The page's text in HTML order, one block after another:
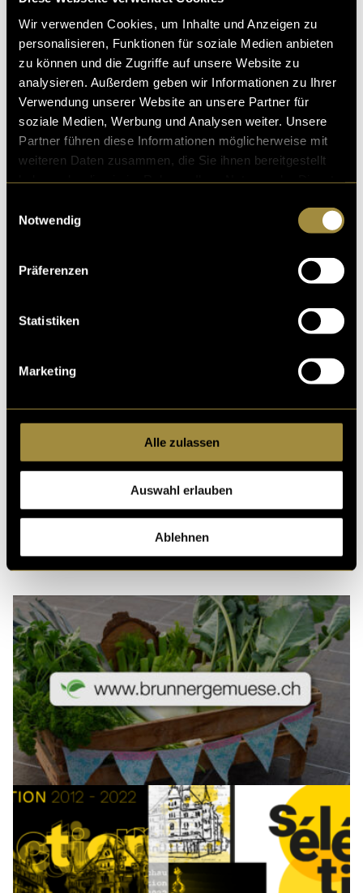
Wir verwenden Cookies, um Inhalte und Anzeigen zu
personalisieren, Funktionen für soziale Medien anbieten
zu können und die Zugriffe auf unsere Website zu
analysieren. Außerdem geben wir Informationen zu Ihrer
Verwendung unserer Website an unsere Partner für
soziale Medien, Werbung und Analysen weiter. Unsere
Partner führen diese Informationen möglicherweise mit
weiteren Daten zusammen, die Sie ihnen bereitgestellt
Notwendig
Präferenzen
Statistiken
Marketing
Alle zulassen
Auswahl erlauben
Ablehnen
Ähnliche Artikel